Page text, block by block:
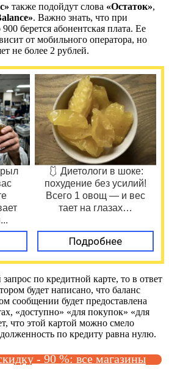
также подойдут слова «Остаток»,
. Важно знать, что при
берется абонентская плата. Ее
от мобильного оператора, но
не более 2 рублей.
🩱 Диетологи в шоке:
похудение без усилий!
Всего 1 овощ — и вес
тает на глазах…
Подробнее
по кредитной карте, то в ответ
будет написано, что баланс
сообщении будет предоставлена
«доступно» «для покупок» «для
что этой картой можно смело
по кредиту равна нулю.
- 90 %: все магазины